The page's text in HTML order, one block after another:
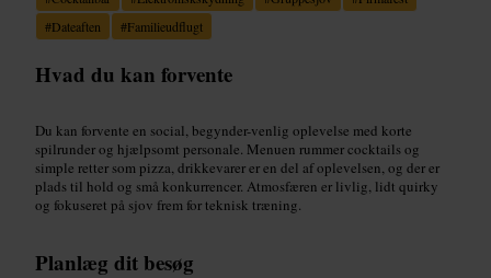
#Dateaften #Familieudflugt
Hvad du kan forvente
Du kan forvente en social, begynder-venlig oplevelse med korte
spilrunder og hjælpsomt personale. Menuen rummer cocktails og
simple retter som pizza, drikkevarer er en del af oplevelsen, og der er
plads til hold og små konkurrencer. Atmosfæren er livlig, lidt quirky
og fokuseret på sjov frem for teknisk træning.
Planlæg dit besøg